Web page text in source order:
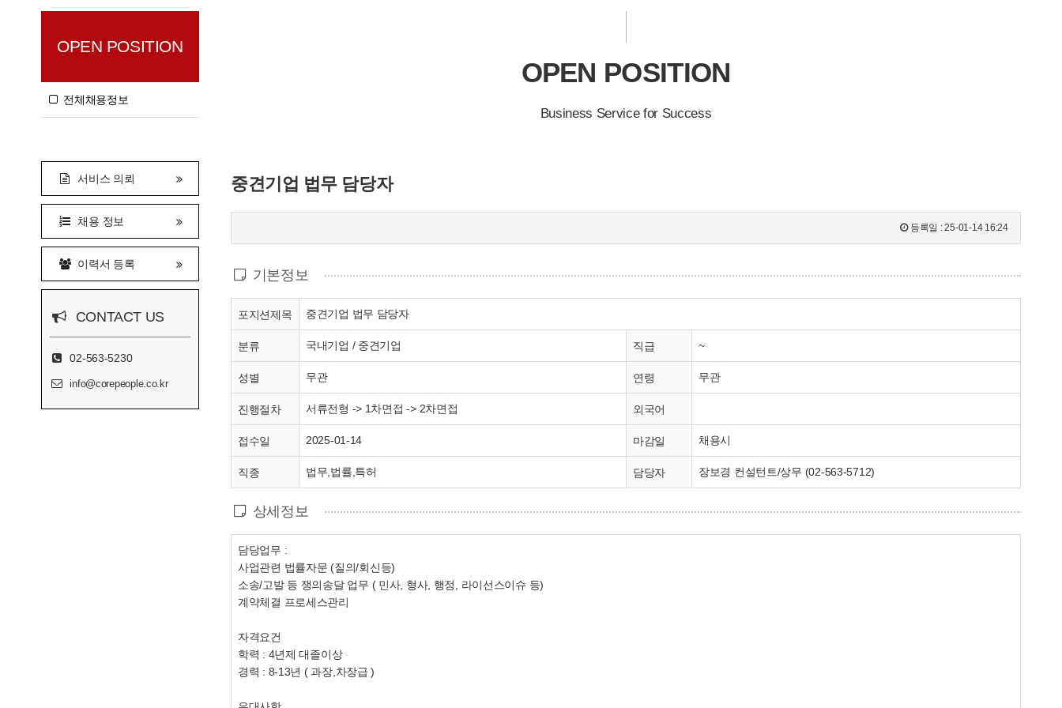
OPEN POSITION
전체채용정보
서비스 의뢰
채용 정보
이력서 등록
CONTACT US
02-563-5230
info@corepeople.co.kr
OPEN POSITION
Business Service for Success
중견기업 법무 담당자
등록일 :25-01-14 16:24
기본정보
포지션제목 중견기업 법무 담당자
분류 국내기업 / 중견기업 직급 ~
성별 무관 연령 무관
진행절차 서류전형 -> 1차면접 -> 2차면접 외국어
접수일 2025-01-14 마감일 채용시
직종 법무,법률,특허 담당자 장보경 컨설턴트/상무 (02-563-5712)
상세정보
담당업무 :
사업관련 법률자문 (질의/회신등)
소송/고발 등 쟁의송달 업무 ( 민사, 형사, 행정, 라이선스이슈 등)
계약체결 프로세스관리
자격요건
학력 : 4년제 대졸이상
경력 : 8-13년 ( 과장,차장급 )